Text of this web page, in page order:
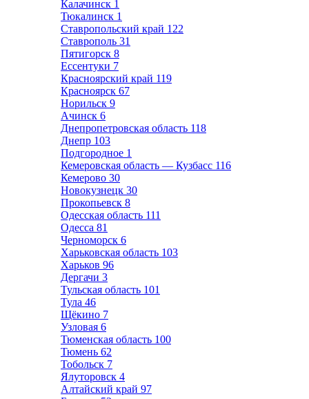
Калачинск 1
Тюкалинск 1
Ставропольский край 122
Ставрополь 31
Пятигорск 8
Ессентуки 7
Красноярский край 119
Красноярск 67
Норильск 9
Ачинск 6
Днепропетровская область 118
Днепр 103
Подгородное 1
Кемеровская область — Кузбасс 116
Кемерово 30
Новокузнецк 30
Прокопьевск 8
Одесская область 111
Одесса 81
Черноморск 6
Харьковская область 103
Харьков 96
Дергачи 3
Тульская область 101
Тула 46
Щёкино 7
Узловая 6
Тюменская область 100
Тюмень 62
Тобольск 7
Ялуторовск 4
Алтайский край 97